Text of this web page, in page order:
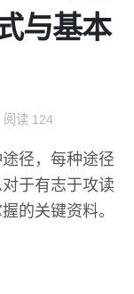
与基本
阅读 124
径，每种途径
于有志于攻读
的关键资料。